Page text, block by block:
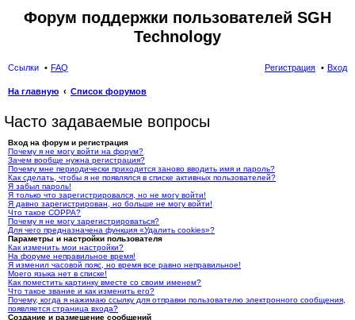
Форум поддержки пользователей SGH
Technology
Ссылки FAQ Вход
Регистрация
На главную
Список форумов
Часто задаваемые вопросы
Вход на форум и регистрация
Почему я не могу войти на форум?
Зачем вообще нужна регистрация?
Почему мне периодически приходится заново вводить имя и пароль?
Как сделать, чтобы я не появлялся в списке активных пользователей?
Я забыл пароль!
Я только что зарегистрировался, но не могу войти!
Я давно зарегистрирован, но больше не могу войти!
Что такое COPPA?
Почему я не могу зарегистрироваться?
Для чего предназначена функция «Удалить cookies»?
Параметры и настройки пользователя
Как изменить мои настройки?
На форуме неправильное время!
Я изменил часовой пояс, но время все равно неправильное!
Моего языка нет в списке!
Как поместить картинку вместе со своим именем?
Что такое звание и как изменить его?
Почему, когда я нажимаю ссылку для отправки пользователю электронного сообщения,
появляется страница входа?
Создание и размещение сообщений